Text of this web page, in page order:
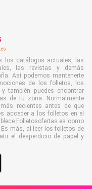
los catálogos actuales, las
las revistas y demás
Así podemos mantenerte
de los folletos, los
también puedes encontrar
de tu zona. Normalmente
recientes antes de que
acceder a los folletos en el
Folletosofertas.es como
más, al leer los folletos de
el desperdicio de papel y